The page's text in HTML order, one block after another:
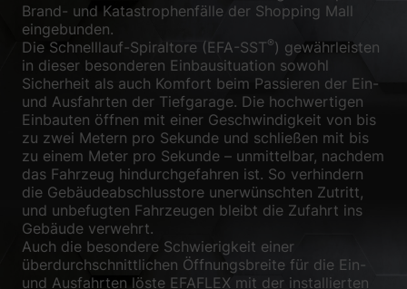
Brand- und Katastrophenfälle der Shopping Mall
eingebunden.
Die Schnelllauf-Spiraltore (EFA-SST®) gewährleisten
in dieser besonderen Einbausituation sowohl
Sicherheit als auch Komfort beim Passieren der Ein-
und Ausfahrten der Tiefgarage. Die hochwertigen
Einbauten öffnen mit einer Geschwindigkeit von bis
zu zwei Metern pro Sekunde und schließen mit bis
zu einem Meter pro Sekunde – unmittelbar, nachdem
das Fahrzeug hindurchgefahren ist. So verhindern
die Gebäudeabschlusstore unerwünschten Zutritt,
und unbefugten Fahrzeugen bleibt die Zufahrt ins
Gebäude verwehrt.
Auch die besondere Schwierigkeit einer
überdurchschnittlichen Öffnungsbreite für die Ein-
und Ausfahrten löste EFAFLEX mit der installierten